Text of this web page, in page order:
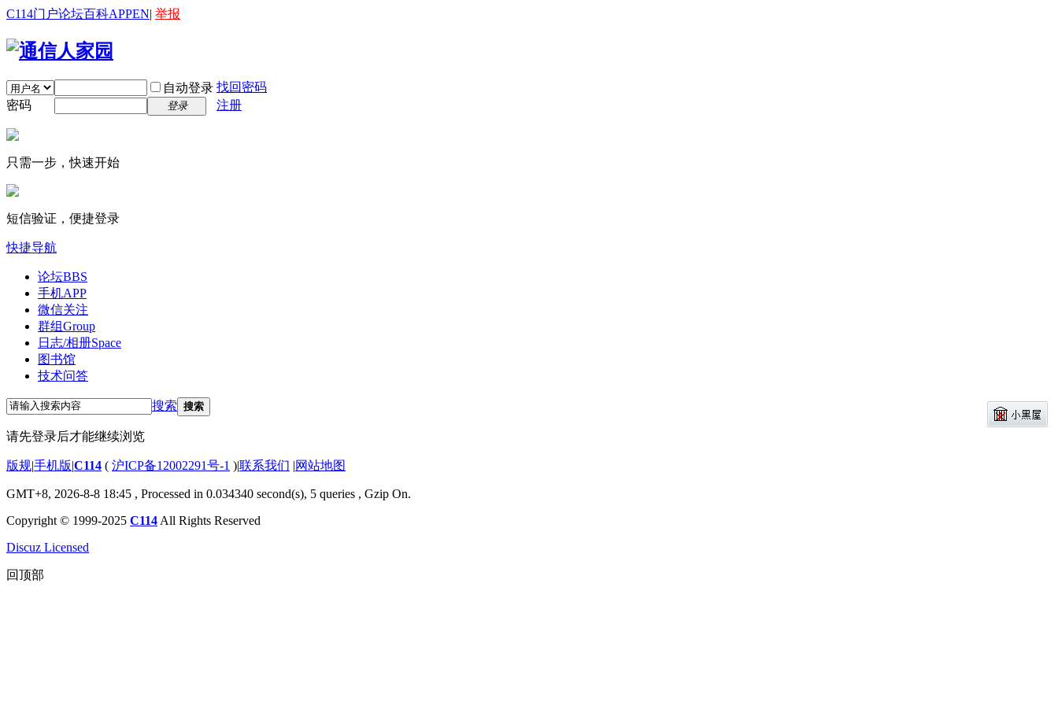
C114门户论坛百科APPEN| 举报
自动登录 找回密码
密码
登录 注册
只需一步，快速开始
短信验证，便捷登录
快捷导航
论坛BBS
手机APP
微信关注
群组Group
日志/相册Space
图书馆
技术问答
搜索 搜索
请先登录后才能继续浏览
版规|手机版|C114 ( 沪ICP备12002291号-1 )|联系我们 |网站地图
GMT+8, 2026-8-8 18:45 , Processed in 0.034340 second(s), 5 queries , Gzip On.
Copyright © 1999-2025 C114 All Rights Reserved
Discuz Licensed
回顶部